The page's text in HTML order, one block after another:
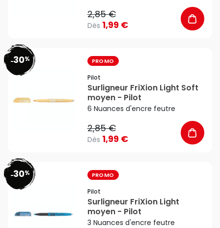
2,85 €
Dès 1,99 €
-30% PROMO
Pilot
Surligneur FriXion Light Soft
moyen - Pilot
6 Nuances d'encre feutre
2,85 €
Dès 1,99 €
-30% PROMO
Pilot
Surligneur FriXion Light
moyen - Pilot
3 Nuances d'encre feutre